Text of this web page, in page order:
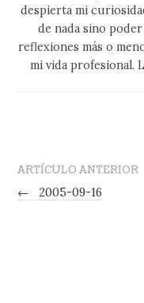
despierta mi
de nada sino
reflexiones más o
mi vida profesional.
ARTÍCULO ANTERIOR
←
2005-09-16